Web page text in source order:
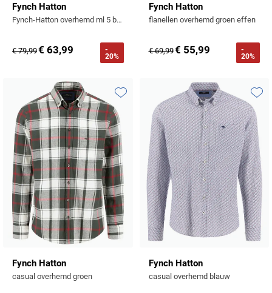
Fynch Hatton
Fynch-Hatton overhemd ml 5 blauw geruit flanel
€ 79,99€ 63,99
-
20%
Fynch Hatton
flanellen overhemd groen effen
€ 69,99€ 55,99
-
20%
Fynch Hatton
casual overhemd groen
Toevoegen aan favorieten
Fynch Hatton
casual overhemd blauw